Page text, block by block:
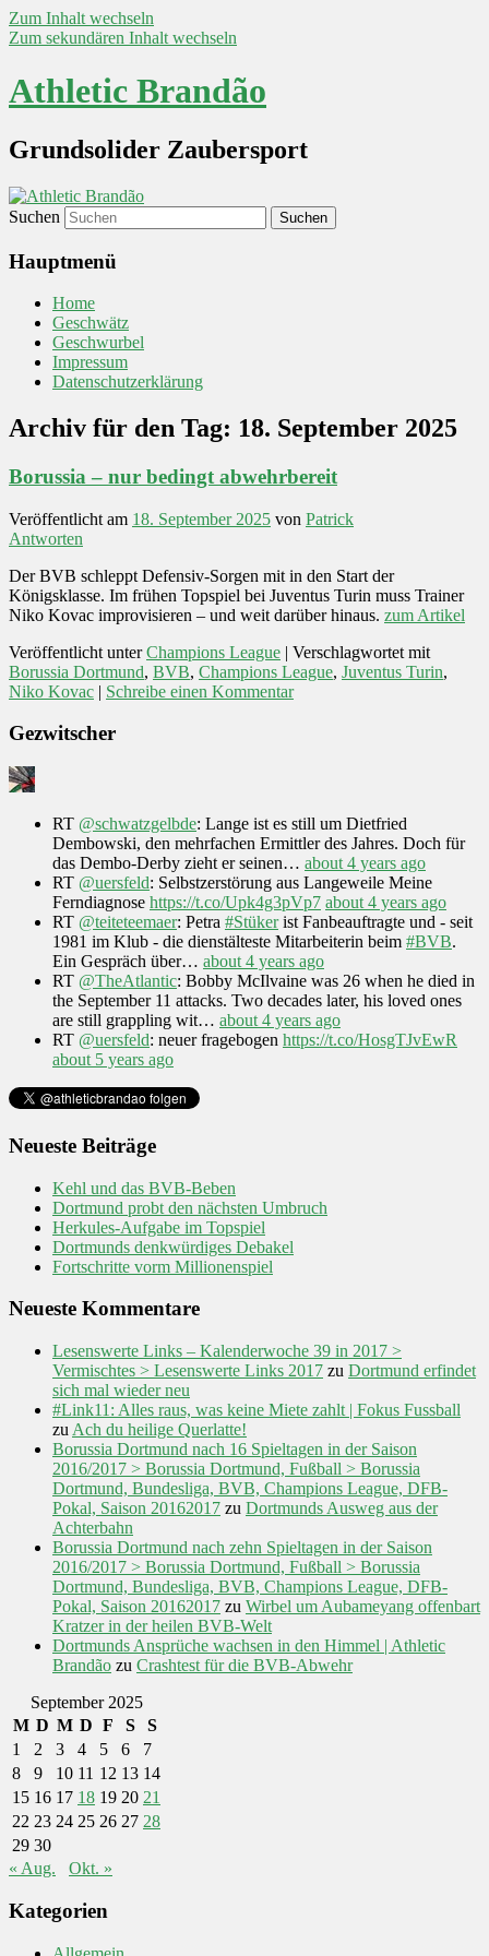
Zum Inhalt wechseln
Zum sekundären Inhalt wechseln
Athletic Brandão
Grundsolider Zaubersport
Suchen
Hauptmenü
Home
Geschwätz
Geschwurbel
Impressum
Datenschutzerklärung
Archiv für den Tag: 18. September 2025
Borussia – nur bedingt abwehrbereit
Veröffentlicht am 18. September 2025 von Patrick
Antworten
Der BVB schleppt Defensiv-Sorgen mit in den Start der
Königsklasse. Im frühen Topspiel bei Juventus Turin muss Trainer
Niko Kovac improvisieren – und weit darüber hinaus. zum Artikel
Veröffentlicht unter Champions League | Verschlagwortet mit
Borussia Dortmund, BVB, Champions League, Juventus Turin,
Niko Kovac | Schreibe einen Kommentar
Gezwitscher
RT @schwatzgelbde: Lange ist es still um Dietfried
Dembowski, den mehrfachen Ermittler des Jahres. Doch für
das Dembo-Derby zieht er seinen… about 4 years ago
RT @uersfeld: Selbstzerstörung aus Langeweile Meine
Ferndiagnose https://t.co/Upk4g3pVp7 about 4 years ago
RT @teiteteemaer: Petra #Stükerist Fanbeauftragte und - seit
1981 im Klub - die dienstälteste Mitarbeiterin beim #BVB.
Ein Gespräch über… about 4 years ago
RT @TheAtlantic: Bobby McIlvaine was 26 when he died in
the September 11 attacks. Two decades later, his loved ones
are still grappling wit… about 4 years ago
RT @uersfeld: neuer fragebogen https://t.co/HosgTJvEwR
about 5 years ago
Neueste Beiträge
Kehl und das BVB-Beben
Dortmund probt den nächsten Umbruch
Herkules-Aufgabe im Topspiel
Dortmunds denkwürdiges Debakel
Fortschritte vorm Millionenspiel
Neueste Kommentare
Lesenswerte Links – Kalenderwoche 39 in 2017 >
Vermischtes > Lesenswerte Links 2017 zu Dortmund erfindet
sich mal wieder neu
#Link11: Alles raus, was keine Miete zahlt | Fokus Fussball
zu Ach du heilige Querlatte!
Borussia Dortmund nach 16 Spieltagen in der Saison
2016/2017 > Borussia Dortmund, Fußball > Borussia
Dortmund, Bundesliga, BVB, Champions League, DFB-
Pokal, Saison 20162017 zu Dortmunds Ausweg aus der
Achterbahn
Borussia Dortmund nach zehn Spieltagen in der Saison
2016/2017 > Borussia Dortmund, Fußball > Borussia
Dortmund, Bundesliga, BVB, Champions League, DFB-
Pokal, Saison 20162017 zu Wirbel um Aubameyang offenbart
Kratzer in der heilen BVB-Welt
Dortmunds Ansprüche wachsen in den Himmel | Athletic
Brandão zu Crashtest für die BVB-Abwehr
September 2025
M D M D F S
S
1
2 3 4 5 6
7
8
9 10 11 12 13 14
15 16 17 18 19 20 21
22 23 24 25 26 27 28
29 30
« Aug.
Okt. »
Kategorien